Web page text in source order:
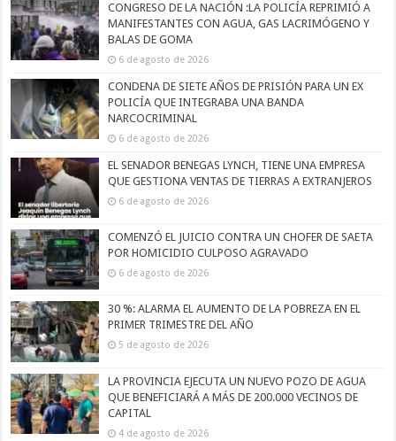
CONGRESO DE LA NACIÓN :LA POLICÍA REPRIMIÓ A
MANIFESTANTES CON AGUA, GAS LACRIMÓGENO Y
BALAS DE GOMA
6 de agosto de 2026
CONDENA DE SIETE AÑOS DE PRISIÓN PARA UN EX
POLICÍA QUE INTEGRABA UNA BANDA
NARCOCRIMINAL
6 de agosto de 2026
EL SENADOR BENEGAS LYNCH, TIENE UNA EMPRESA
QUE GESTIONA VENTAS DE TIERRAS A EXTRANJEROS
6 de agosto de 2026
COMENZÓ EL JUICIO CONTRA UN CHOFER DE SAETA
POR HOMICIDIO CULPOSO AGRAVADO
6 de agosto de 2026
30 %: ALARMA EL AUMENTO DE LA POBREZA EN EL
PRIMER TRIMESTRE DEL AÑO
5 de agosto de 2026
LA PROVINCIA EJECUTA UN NUEVO POZO DE AGUA
QUE BENEFICIARÁ A MÁS DE 200.000 VECINOS DE
CAPITAL
4 de agosto de 2026